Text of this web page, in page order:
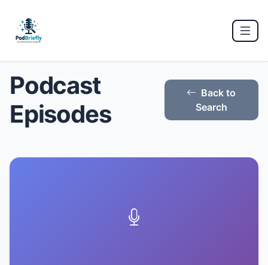
Podcast
Episodes
Back to
Search